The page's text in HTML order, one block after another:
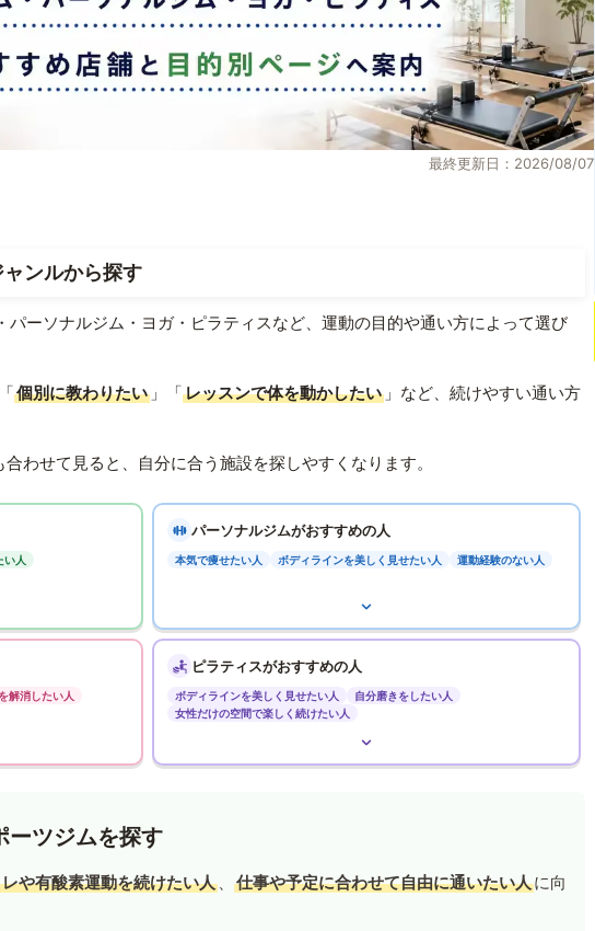
最終更新日：2026/08/07
ンルから探す
パーソナルジム・ヨガ・ピラティスなど、運動の目的や通い方によって選び
個別に教わりたい 」「レッスンで体を動かしたい 」など、続けやすい通い方
合わせて見ると、自分に合う施設を探しやすくなります。
い人
パーソナルジムがおすすめの人
本気で痩せたい人 ボディラインを美しく見せたい人 運動経験のない人
解消したい人
ピラティスがおすすめの人
ボディラインを美しく見せたい人
自分磨きをしたい人
女性だけの空間で楽しく続けたい人
ーツジムを探す
や有酸素運動を続けたい人 、 仕事や予定に合わせて自由に通いたい人に向